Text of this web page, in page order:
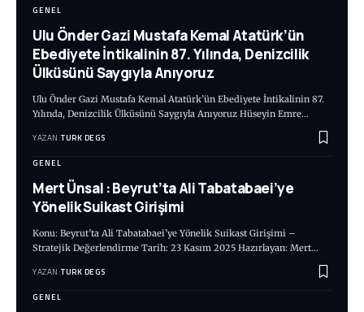
GENEL
Ulu Önder Gazi Mustafa Kemal Atatürk’ün
Ebediyete İntikalinin 87. Yılında, Denizcilik
Ülküsünü Saygıyla Anıyoruz
Ulu Önder Gazi Mustafa Kemal Atatürk’ün Ebediyete İntikalinin 87.
Yılında, Denizcilik Ülküsünü Saygıyla Anıyoruz Hüseyin Emre…
YAZAN:TURK DEGS
GENEL
Mert Ünsal : Beyrut’ta Ali Tabatabaei’ye
Yönelik Suikast Girişimi
Konu: Beyrut’ta Ali Tabatabaei’ye Yönelik Suikast Girişimi –
Stratejik Değerlendirme Tarih: 23 Kasım 2025 Hazırlayan: Mert…
YAZAN:TURK DEGS
GENEL